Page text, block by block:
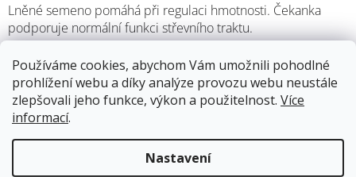
Používáme cookies, abychom Vám umožnili pohodlné
prohlížení webu a díky analýze provozu webu neustále
zlepšovali jeho funkce, výkon a použitelnost. Více
informací.
Nastavení
Skladem(39 ks) 11.8.2026
Lněné semeno pomáhá při regulaci hmotnosti. Čekanka
podporuje normální funkci střevního traktu.
Měrná
cena:
Přidat do košíku